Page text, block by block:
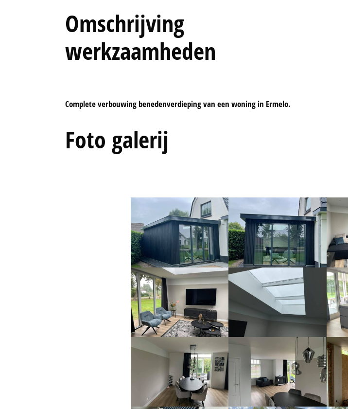
Omschrijving
werkzaamheden
Complete verbouwing benedenverdieping van een woning in Ermelo.
Foto galerij